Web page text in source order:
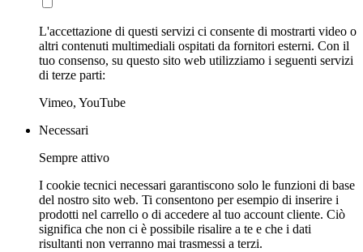
L'accettazione di questi servizi ci consente di mostrarti video o
altri contenuti multimediali ospitati da fornitori esterni. Con il
tuo consenso, su questo sito web utilizziamo i seguenti servizi
di terze parti:
Vimeo, YouTube
Necessari
Sempre attivo
I cookie tecnici necessari garantiscono solo le funzioni di base
del nostro sito web. Ti consentono per esempio di inserire i
prodotti nel carrello o di accedere al tuo account cliente. Ciò
significa che non ci è possibile risalire a te e che i dati
risultanti non verranno mai trasmessi a terzi.